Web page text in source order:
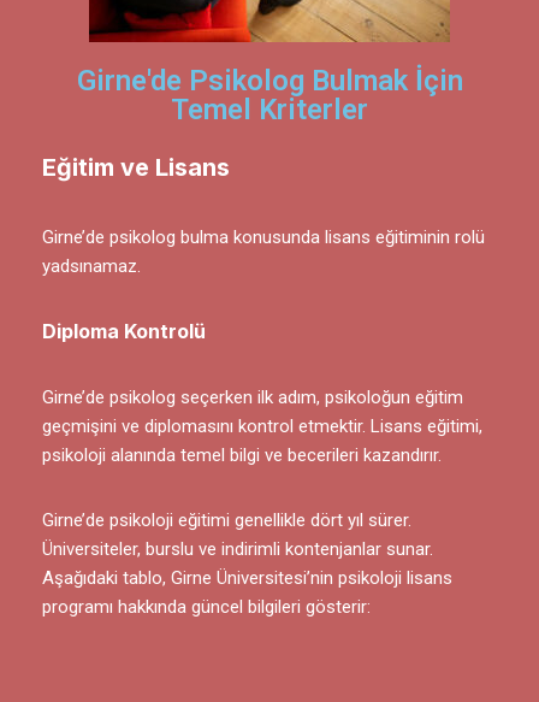
Girne'de Psikolog Bulmak İçin
Temel Kriterler
Eğitim ve Lisans
Girne’de psikolog bulma konusunda lisans eğitiminin rolü
yadsınamaz.
Diploma Kontrolü
Girne’de psikolog seçerken ilk adım, psikoloğun eğitim
geçmişini ve diplomasını kontrol etmektir. Lisans eğitimi,
psikoloji alanında temel bilgi ve becerileri kazandırır.
Girne’de psikoloji eğitimi genellikle dört yıl sürer.
Üniversiteler, burslu ve indirimli kontenjanlar sunar.
Aşağıdaki tablo, Girne Üniversitesi’nin psikoloji lisans
programı hakkında güncel bilgileri gösterir: